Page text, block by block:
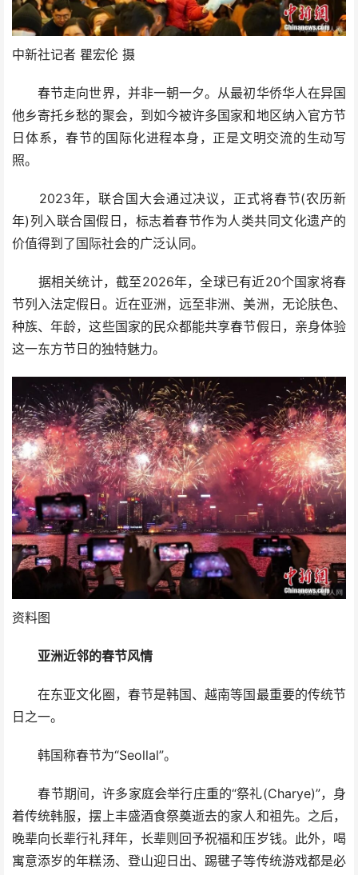
中新社记者 瞿宏伦 摄
春节走向世界，并非一朝一夕。从最初华侨华人在异国
他乡寄托乡愁的聚会，到如今被许多国家和地区纳入官方节
日体系，春节的国际化进程本身，正是文明交流的生动写
照。
2023年，联合国大会通过决议，正式将春节(农历新
年)列入联合国假日，标志着春节作为人类共同文化遗产的
价值得到了国际社会的广泛认同。
据相关统计，截至2026年，全球已有近20个国家将春
节列入法定假日。近在亚洲，远至非洲、美洲，无论肤色、
种族、年龄，这些国家的民众都能共享春节假日，亲身体验
这一东方节日的独特魅力。
资料图
亚洲近邻的春节风情
在东亚文化圈，春节是韩国、越南等国最重要的传统节
日之一。
韩国称春节为“Seollal”。
春节期间，许多家庭会举行庄重的“祭礼(Charye)”，身
着传统韩服，摆上丰盛酒食祭奠逝去的家人和祖先。之后，
晚辈向长辈行礼拜年，长辈则回予祝福和压岁钱。此外，喝
寓意添岁的年糕汤、登山迎日出、踢毽子等传统游戏都是必